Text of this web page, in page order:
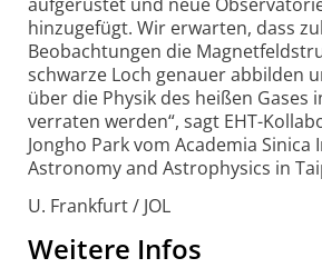
hinzugefügt. Wir erwarten, dass
Beobach­tungen die
schwarze Loch genauer abbilden
über die Physik des heißen Gases
verraten werden“, sagt EHT-
Jongho Park vom Academia
Astronomy and Astrophysics in
U. Frankfurt / JOL
Weitere Infos